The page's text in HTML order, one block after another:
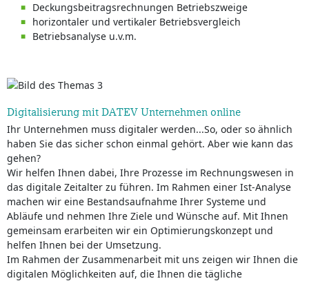
Deckungsbeitragsrechnungen Betriebszweige
horizontaler und vertikaler Betriebsvergleich
Betriebsanalyse u.v.m.
Digitalisierung mit DATEV Unternehmen online
Ihr Unternehmen muss digitaler werden...So, oder so ähnlich
haben Sie das sicher schon einmal gehört. Aber wie kann das
gehen?
Wir helfen Ihnen dabei, Ihre Prozesse im Rechnungswesen in
das digitale Zeitalter zu führen. Im Rahmen einer Ist-Analyse
machen wir eine Bestandsaufnahme Ihrer Systeme und
Abläufe und nehmen Ihre Ziele und Wünsche auf. Mit Ihnen
gemeinsam erarbeiten wir ein Optimierungskonzept und
helfen Ihnen bei der Umsetzung.
Im Rahmen der Zusammenarbeit mit uns zeigen wir Ihnen die
digitalen Möglichkeiten auf, die Ihnen die tägliche